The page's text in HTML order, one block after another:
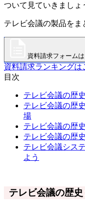
ついて見ていきましょ
テレビ会議の製品をま
資料請求フォーム
資料請求ランキングは
目次
テレビ会議の歴
テレビ会議の歴
場
テレビ会議の歴
テレビ会議の歴
テレビ会議シス
よう
テレビ会議の歴